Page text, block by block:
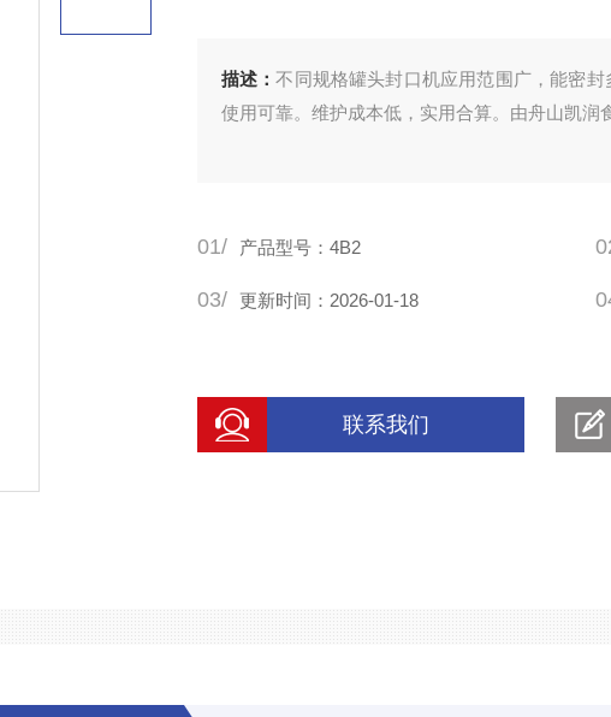
描述：不同规格罐头封口机应用范围广，能密
使用可靠。维护成本低，实用合算。由舟山凯润
01/ 产品型号：4B2
03/ 更新时间：2026-01-18
联系我们